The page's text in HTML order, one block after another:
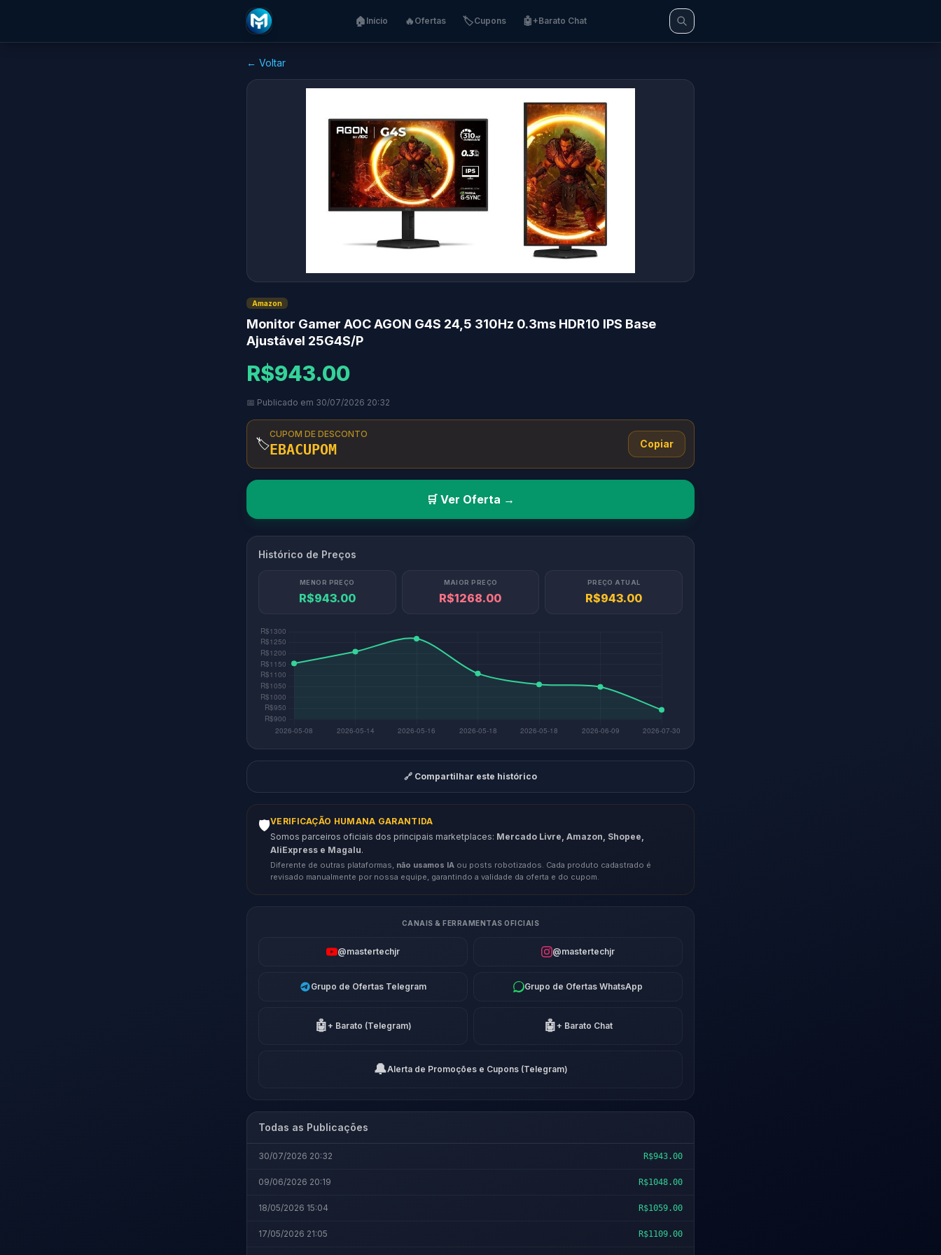
🏠 Início 🔥 Ofertas 🏷️Cupons 🤖+Barato Chat
← Voltar
Amazon
Monitor Gamer AOC AGON G4S 24,5 310Hz 0.3ms HDR10 IPS Base
Ajustável 25G4S/P
R$943.00
📅 Publicado em 30/07/2026 20:32
🏷️
CUPOM DE DESCONTO
EBACUPOM Copiar
🛒 Ver Oferta →
Histórico de Preços
MENOR PREÇO
R$943.00
MAIOR PREÇO
R$1268.00
PREÇO ATUAL
R$943.00
🔗 Compartilhar este histórico
🛡️VERIFICAÇÃO HUMANA GARANTIDA
Somos parceiros oficiais dos principais marketplaces: Mercado Livre, Amazon, Shopee,
AliExpress e Magalu.
Diferente de outras plataformas, não usamos IA ou posts robotizados. Cada produto cadastrado é
revisado manualmente por nossa equipe, garantindo a validade da oferta e do cupom.
CANAIS & FERRAMENTAS OFICIAIS
@mastertechjr @mastertechjr
Grupo de Ofertas Telegram Grupo de Ofertas WhatsApp
🤖+ Barato (Telegram) 🤖+ Barato Chat
🔔Alerta de Promoções e Cupons (Telegram)
Todas as Publicações
30/07/2026 20:32 R$943.00
09/06/2026 20:19 R$1048.00
18/05/2026 15:04 R$1059.00
17/05/2026 21:05 R$1109.00